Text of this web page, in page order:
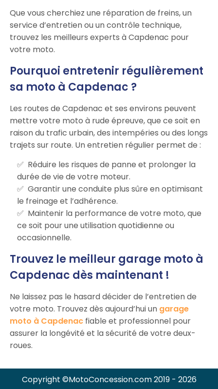
Que vous cherchiez une réparation de freins, un
service d’entretien ou un contrôle technique,
trouvez les meilleurs experts à Capdenac pour
votre moto.
Pourquoi entretenir régulièrement
sa moto à Capdenac ?
Les routes de Capdenac et ses environs peuvent
mettre votre moto à rude épreuve, que ce soit en
raison du trafic urbain, des intempéries ou des longs
trajets sur route. Un entretien régulier permet de :
Réduire les risques de panne et prolonger la
durée de vie de votre moteur.
Garantir une conduite plus sûre en optimisant
le freinage et l’adhérence.
Maintenir la performance de votre moto, que
ce soit pour une utilisation quotidienne ou
occasionnelle.
Trouvez le meilleur garage moto à
Capdenac dès maintenant !
Ne laissez pas le hasard décider de l’entretien de
votre moto. Trouvez dès aujourd’hui un garage
moto à Capdenac fiable et professionnel pour
assurer la longévité et la sécurité de votre deux-
roues.
Copyright ©MotoConcession.com 2019 - 2026